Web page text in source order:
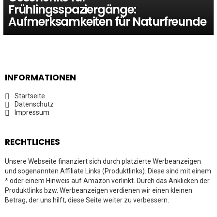
Frühlingsspaziergänge:
Aufmerksamkeiten für Naturfreunde
INFORMATIONEN
Startseite
Datenschutz
Impressum
RECHTLICHES
Unsere Webseite finanziert sich durch platzierte Werbeanzeigen
und sogenannten Affiliate Links (Produktlinks). Diese sind mit einem
* oder einem Hinweis auf Amazon verlinkt. Durch das Anklicken der
Produktlinks bzw. Werbeanzeigen verdienen wir einen kleinen
Betrag, der uns hilft, diese Seite weiter zu verbessern.